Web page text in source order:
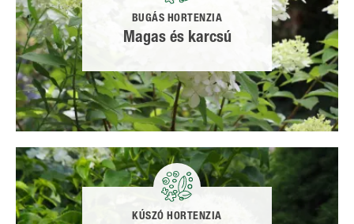
BUGÁS HORTENZIA
Magas és karcsú
KÚSZÓ HORTENZIA